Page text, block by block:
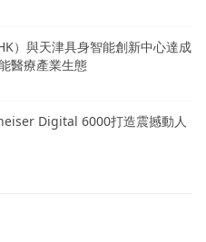
）與天津具身智能創新中心達成
醫療產業生態
Digital 6000打造震撼動人